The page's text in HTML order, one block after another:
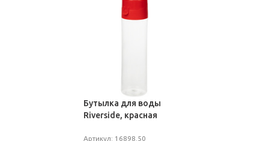
Бутылка для воды
Riverside, красная
Артикул: 16898.50